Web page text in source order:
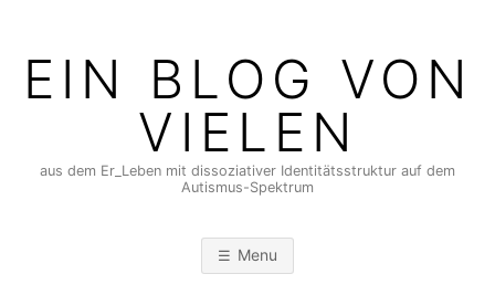
contentEIN BLOG VON
VIELEN
aus dem Er_Leben mit dissoziativer Identitätsstruktur auf dem
Autismus-Spektrum
Menu